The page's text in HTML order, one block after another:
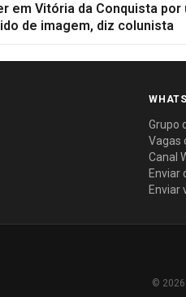
em Vitória da Conquista por
de imagem, diz colunista
Grupo
Vagas
Canal
Enviar
Enviar
©